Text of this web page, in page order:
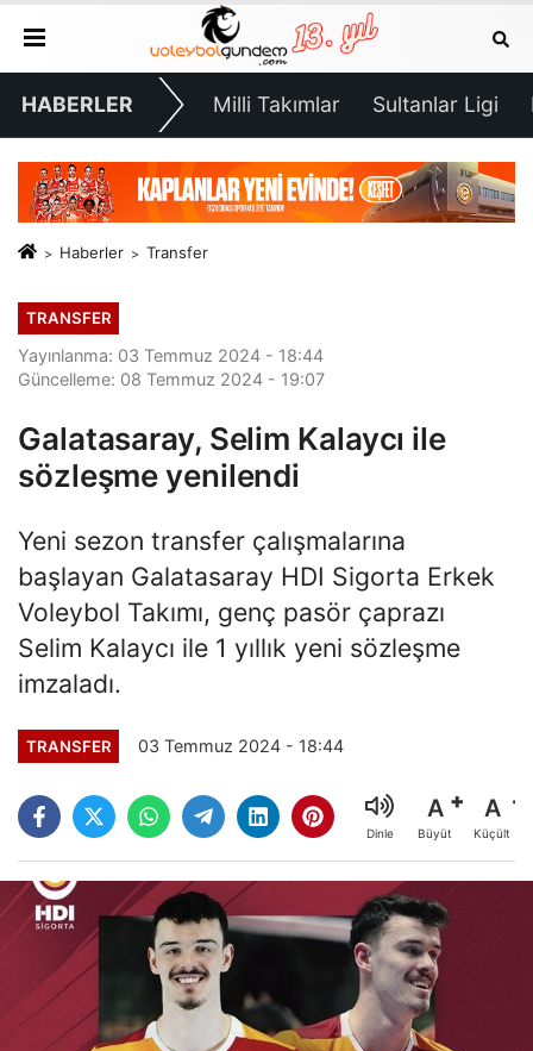
HABERLER Milli Takımlar Sultanlar Ligi
Haberler Transfer
TRANSFER
Yayınlanma: 03 Temmuz 2024 - 18:44
Güncelleme: 08 Temmuz 2024 - 19:07
Galatasaray, Selim Kalaycı ile
sözleşme yenilendi
Yeni sezon transfer çalışmalarına
başlayan Galatasaray HDI Sigorta Erkek
Voleybol Takımı, genç pasör çaprazı
Selim Kalaycı ile 1 yıllık yeni sözleşme
imzaladı.
TRANSFER 03 Temmuz 2024 - 18:44
Dinle
A
Büyüt
A
Küçült